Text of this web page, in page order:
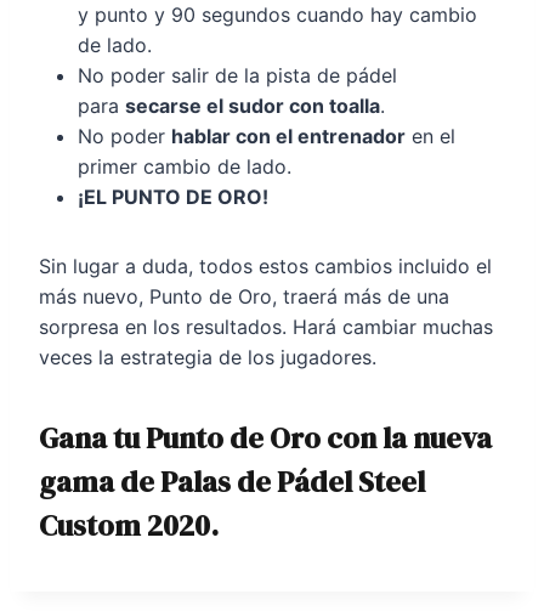
y punto y 90 segundos cuando hay cambio
de lado.
No poder salir de la pista de pádel
para secarse el sudor con toalla.
No poder hablar con el entrenador en el
primer cambio de lado.
¡EL PUNTO DE ORO!
Sin lugar a duda, todos estos cambios incluido el
más nuevo, Punto de Oro, traerá más de una
sorpresa en los resultados. Hará cambiar muchas
veces la estrategia de los jugadores.
Gana tu Punto de Oro con la nueva
gama de Palas de Pádel Steel
Custom 2020.